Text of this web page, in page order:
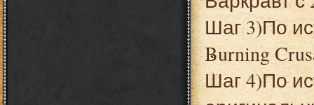
Шаг 3)По
Burning
Шаг 4)По